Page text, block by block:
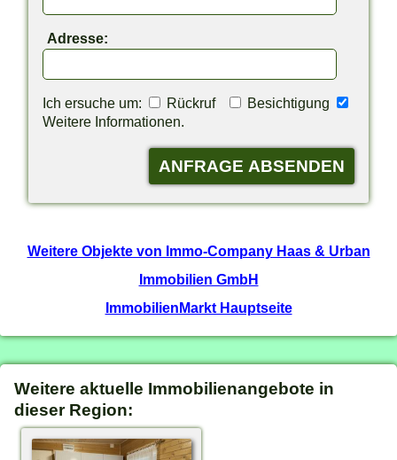
Adresse:
Ich ersuche um: Rückruf
Besichtigung
Weitere Informationen.
Weitere Objekte von Immo-Company Haas & Urban
Immobilien GmbH
ImmobilienMarkt Hauptseite
Weitere aktuelle Immobilienangebote in
dieser Region: